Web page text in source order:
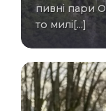
пивні пари
то милі[...]